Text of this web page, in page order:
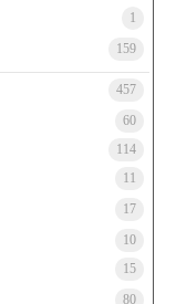
1
159
457
60
114
11
17
10
15
80